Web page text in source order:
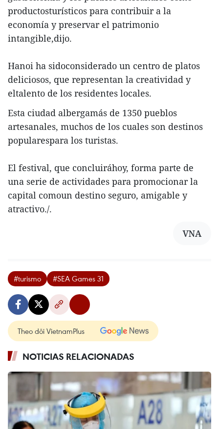
productosturísticos para contribuir a la
economía y preservar el patrimonio
intangible,dijo.
Hanoi ha sidoconsiderado un centro de platos
deliciosos, que representan la creatividad y
eltalento de los residentes locales.
Esta ciudad albergamás de 1350 pueblos
artesanales, muchos de los cuales son destinos
popularespara los turistas.
El festival, que concluiráhoy, forma parte de
una serie de actividades para promocionar la
capital comoun destino seguro, amigable y
atractivo./.
VNA
#turismo #SEA Games 31
Theo dõi VietnamPlus
NOTICIAS RELACIONADAS